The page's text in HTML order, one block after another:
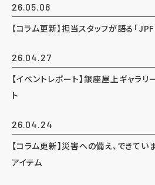
26.05.08
【コラム更新】担当スタッフが語る「
26.04.27
【イベントレポート】銀座屋上ギャラ
ト
26.04.24
【コラム更新】災害への備え、できて
アイテム